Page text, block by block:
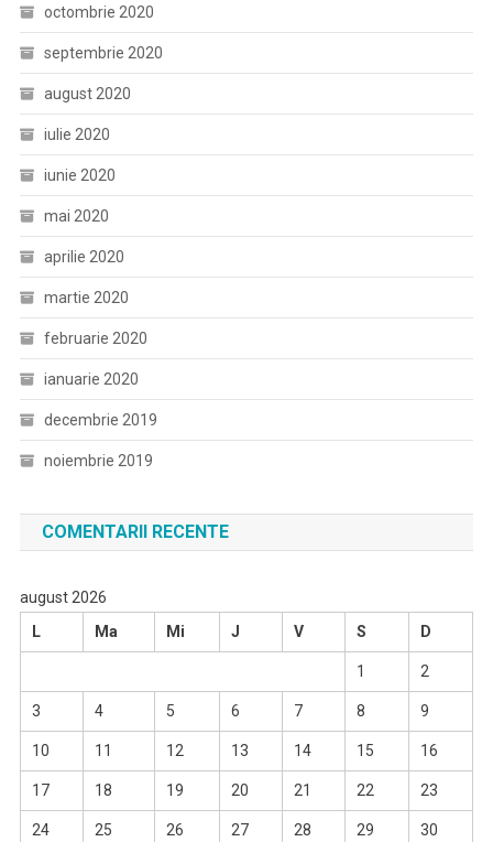
octombrie 2020
septembrie 2020
august 2020
iulie 2020
iunie 2020
mai 2020
aprilie 2020
martie 2020
februarie 2020
ianuarie 2020
decembrie 2019
noiembrie 2019
COMENTARII RECENTE
august 2026
L
Ma Mi J V S D
1 2
3 4 5 6 7 8 9
10 11 12 13 14 15 16
17 18 19 20 21 22 23
24 25 26 27 28 29 30